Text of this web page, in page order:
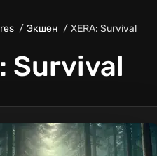
Экшен XERA: Survival
Survival